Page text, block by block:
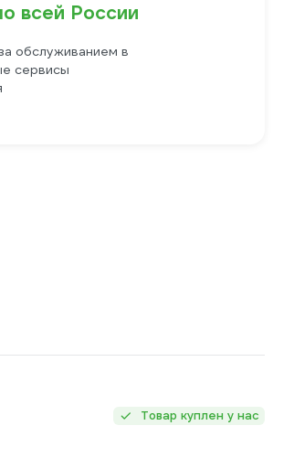
всей России
обслуживанием в
сервисы
Товар куплен у нас